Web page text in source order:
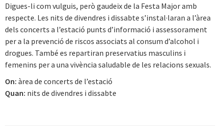
Digues-li com vulguis, però gaudeix de la Festa Major amb
respecte. Les nits de divendres i dissabte s’instal·laran a l’àrea
dels concerts a l’estació punts d’informació i assessorament
per a la prevenció de riscos associats al consum d’alcohol i
drogues. També es repartiran preservatius masculins i
femenins per a una vivència saludable de les relacions sexuals.
On: àrea de concerts de l’estació
Quan: nits de divendres i dissabte